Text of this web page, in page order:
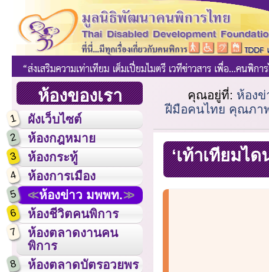
ห้องของเรา
1 ผังเว็บไซต์
2 ห้องกฎหมาย
3 ห้องกระทู้
4 ห้องการเมือง
5 ห้องข่าว มพพท.
6 ห้องชีวิตคนพิการ
7
ห้องตลาดงานคน
พิการ
8 ห้องตลาดบัตรอวยพร
คุณอยู่ที่: ห้อง
ฝีมือคนไทย คุณภาพ
‘เท้าเทียมไ